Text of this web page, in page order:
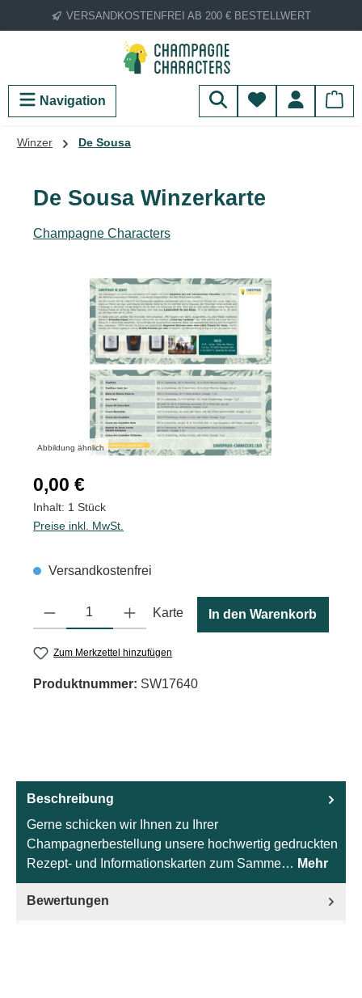
Zum Hauptinhalt springen
VERSANDKOSTENFREI AB 200 € BESTELLWERT
Navigation Du hast 0
Winzer De Sousa
De Sousa Winzerkarte
Champagne Characters
Bildergalerie überspringen
Abbildung ähnlich
Regulärer Preis:
0,00 €
Inhalt: 1 Stück
Preise inkl. MwSt.
Versandkostenfrei
Produkt Anzahl: Gib den gewünschten Wert ein oder benutze
Karte In den Warenkorb
Zum Merkzettel hinzufügen
Produktnummer: SW17640
Beschreibung
Gerne schicken wir Ihnen zu Ihrer
Champagnerbestellung unsere hochwertig gedruckten
Rezept- und Informationskarten zum Samme… Mehr
Bewertungen